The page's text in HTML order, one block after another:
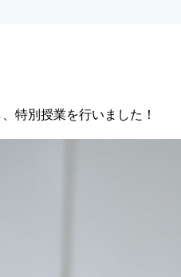
特別授業を行いました！